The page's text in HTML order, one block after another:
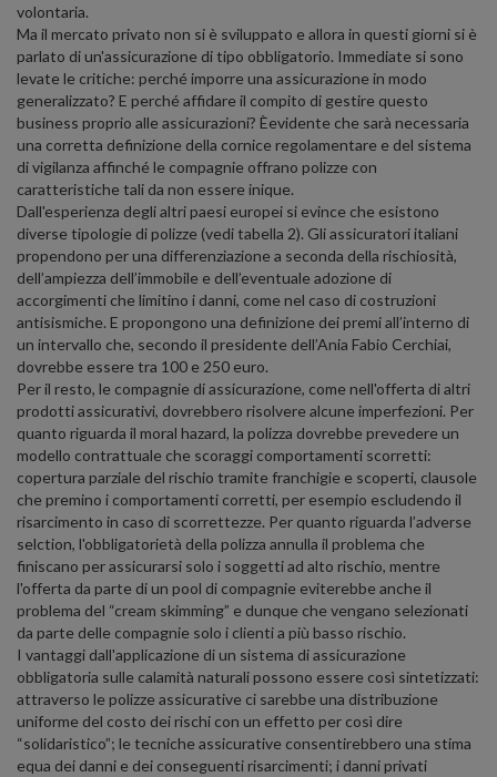
volontaria.
Ma il mercato privato non si è sviluppato e allora in questi giorni si è
parlato di un'assicurazione di tipo obbligatorio. Immediate si sono
levate le critiche: perché imporre una assicurazione in modo
generalizzato? E perché affidare il compito di gestire questo
business proprio alle assicurazioni? Èevidente che sarà necessaria
una corretta definizione della cornice regolamentare e del sistema
di vigilanza affinché le compagnie offrano polizze con
caratteristiche tali da non essere inique.
Dall'esperienza degli altri paesi europei si evince che esistono
diverse tipologie di polizze (vedi tabella 2). Gli assicuratori italiani
propendono per una differenziazione a seconda della rischiosità,
dell’ampiezza dell’immobile e dell’eventuale adozione di
accorgimenti che limitino i danni, come nel caso di costruzioni
antisismiche. E propongono una definizione dei premi all’interno di
un intervallo che, secondo il presidente dell’Ania Fabio Cerchiai,
dovrebbe essere tra 100 e 250 euro.
Per il resto, le compagnie di assicurazione, come nell'offerta di altri
prodotti assicurativi, dovrebbero risolvere alcune imperfezioni. Per
quanto riguarda il moral hazard, la polizza dovrebbe prevedere un
modello contrattuale che scoraggi comportamenti scorretti:
copertura parziale del rischio tramite franchigie e scoperti, clausole
che premino i comportamenti corretti, per esempio escludendo il
risarcimento in caso di scorrettezze. Per quanto riguarda l’adverse
selction, l'obbligatorietà della polizza annulla il problema che
finiscano per assicurarsi solo i soggetti ad alto rischio, mentre
l'offerta da parte di un pool di compagnie eviterebbe anche il
problema del “cream skimming” e dunque che vengano selezionati
da parte delle compagnie solo i clienti a più basso rischio.
I vantaggi dall'applicazione di un sistema di assicurazione
obbligatoria sulle calamità naturali possono essere così sintetizzati:
attraverso le polizze assicurative ci sarebbe una distribuzione
uniforme del costo dei rischi con un effetto per così dire
“solidaristico”; le tecniche assicurative consentirebbero una stima
equa dei danni e dei conseguenti risarcimenti; i danni privati